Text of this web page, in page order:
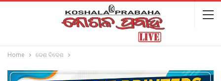
Home ଦେଶ ବିଦେଶ